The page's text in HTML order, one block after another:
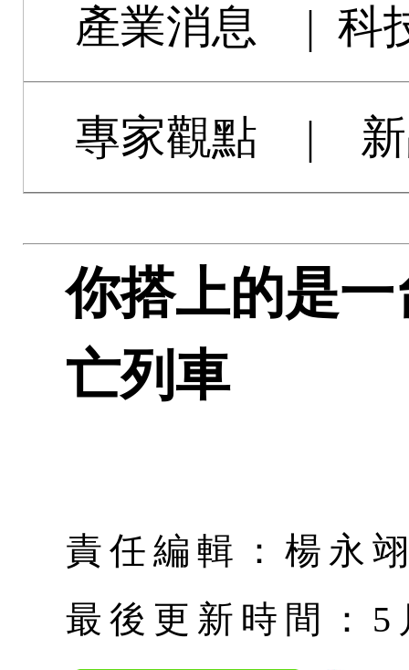
產業消息 | 科
專家觀點 |
你搭上的是
亡列車
責任編輯：楊永
最後更新時間：